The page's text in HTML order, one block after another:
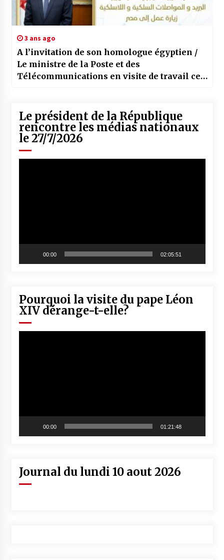
3 ans ago
A l’invitation de son homologue égyptien /
Le ministre de la Poste et des
Télécommunications en visite de travail ce
Le président de la République
rencontre les médias nationaux
le 27/7/2026
00:00 02:05:51
Pourquoi la visite du pape Léon
XIV dérange-t-elle?
00:00 01:21:48
Journal du lundi 10 aout 2026